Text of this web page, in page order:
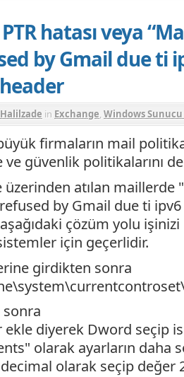
hatası veya
by Gmail due ti
in Exchange, Windows
firmaların mail
güvenlik politikalarını
atılan maillerde
by Gmail due ti
çözüm yolu
için geçerlidir.
girdikten sonra
sonra
ekle diyerek Dword seçip
olarak ayarların daha
olarak seçip değer